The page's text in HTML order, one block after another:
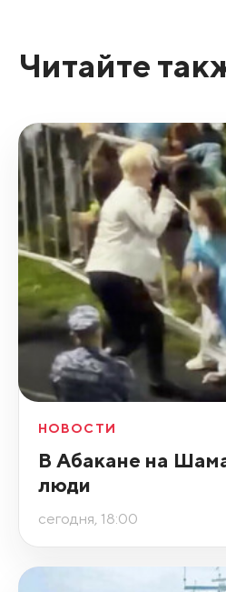
Читайте
НОВОСТИ
В Абакане на
люди
сегодня, 18:00